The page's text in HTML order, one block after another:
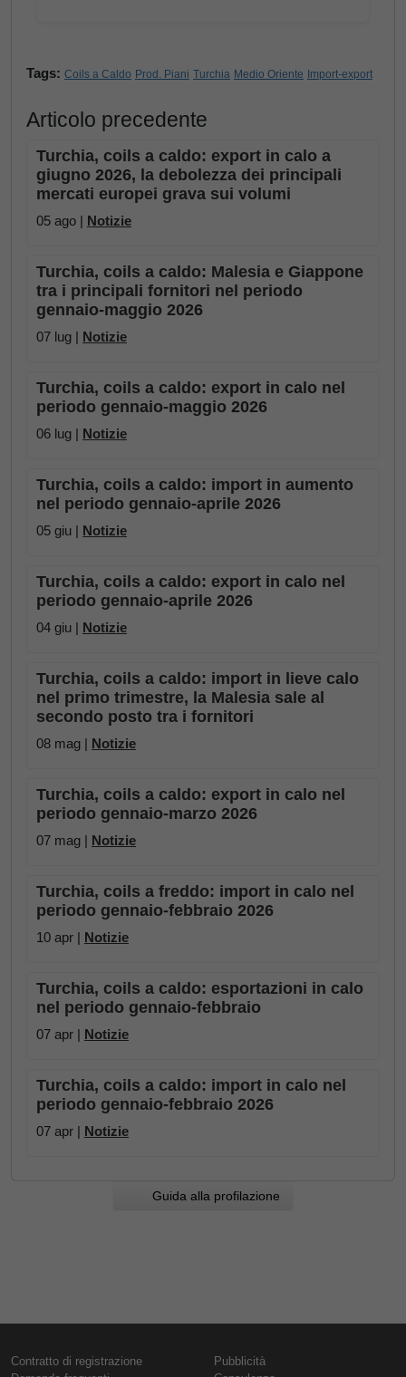
Tags: Coils a Caldo Prod. Piani Turchia Medio Oriente Import-export
Articolo precedente
Turchia, coils a caldo: export in calo a
giugno 2026, la debolezza dei principali
mercati europei grava sui volumi
05 ago | Notizie
Turchia, coils a caldo: Malesia e Giappone
tra i principali fornitori nel periodo
gennaio-maggio 2026
07 lug | Notizie
Turchia, coils a caldo: export in calo nel
periodo gennaio-maggio 2026
06 lug | Notizie
Turchia, coils a caldo: import in aumento
nel periodo gennaio-aprile 2026
05 giu | Notizie
Turchia, coils a caldo: export in calo nel
periodo gennaio-aprile 2026
04 giu | Notizie
Turchia, coils a caldo: import in lieve calo
nel primo trimestre, la Malesia sale al
secondo posto tra i fornitori
08 mag | Notizie
Turchia, coils a caldo: export in calo nel
periodo gennaio-marzo 2026
07 mag | Notizie
Turchia, coils a freddo: import in calo nel
periodo gennaio-febbraio 2026
10 apr | Notizie
Turchia, coils a caldo: esportazioni in calo
nel periodo gennaio-febbraio
07 apr | Notizie
Turchia, coils a caldo: import in calo nel
periodo gennaio-febbraio 2026
07 apr | Notizie
Guida alla profilazione
Contratto di registrazione
Pubblicità